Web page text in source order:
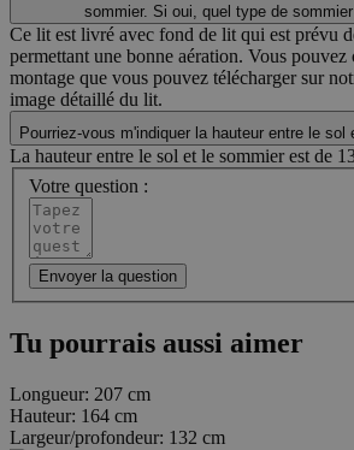
sommier. Si oui, quel type de
Ce lit est livré avec fond de lit qui est prévu
permettant une bonne aération. Vous
montage que vous pouvez télécharger sur
image détaillé du lit.
Pourriez-vous m'indiquer la hauteur entre le sol
La hauteur entre le sol et le sommier est de
Votre question :
Envoyer la question
Tu pourrais aussi aimer
Longueur: 207 cm
Hauteur: 164 cm
Largeur/profondeur: 132 cm